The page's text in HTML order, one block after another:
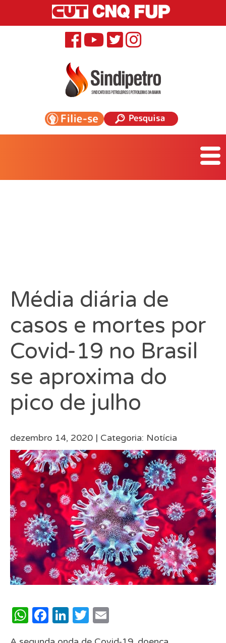
Média diária de
casos e mortes por
Covid-19 no Brasil
se aproxima do
pico de julho
dezembro 14, 2020 | Categoria: Notícia
WhatsApp
Facebook
LinkedIn
Twitter